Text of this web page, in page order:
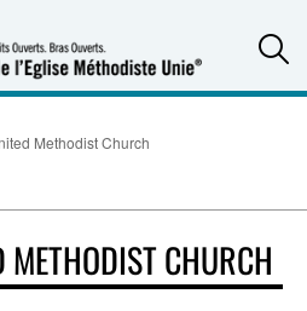
Methodist Church
METHODIST CHURCH